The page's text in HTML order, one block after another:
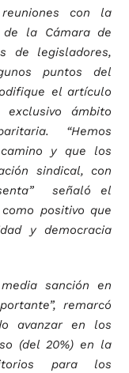
con la
de la Cámara de
de legisladores,
puntos del
el artículo
ámbito
“Hemos
y que los
sindical, con
señaló el
positivo que
y democracia
sanción en
remarcó
avanzar en los
(del 20%) en la
para los